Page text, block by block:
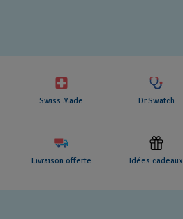
Swiss Made Dr.Swatch
Livraison offerte Idées cadeaux